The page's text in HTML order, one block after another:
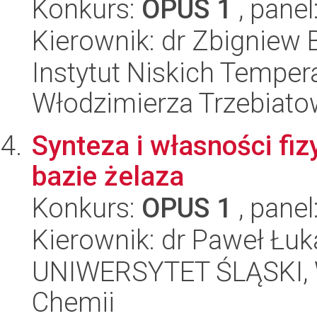
Konkurs: OPUS 1 ,
Kierownik: dr Zbigniew
Instytut Niskich
Włodzimierza
Synteza i własności
bazie żelaza
Konkurs: OPUS 1 ,
Kierownik: dr Paweł
UNIWERSYTET
Chemii